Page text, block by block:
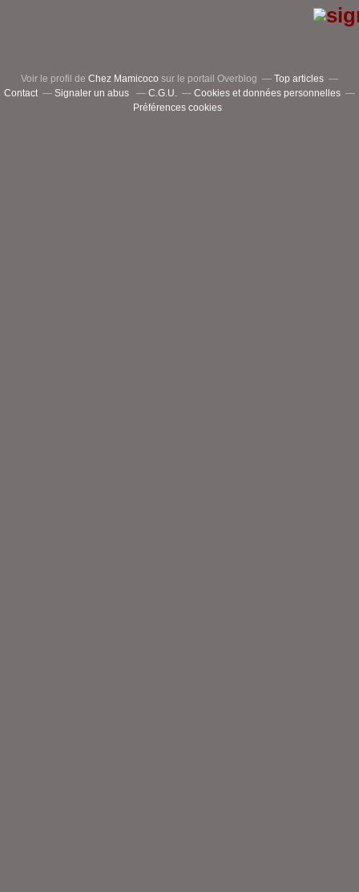
Voir le profil de Chez Mamicoco sur le portail Overblog
Top articles
Contact
Signaler un abus C.G.U.
Cookies et données personnelles
Préférences cookies